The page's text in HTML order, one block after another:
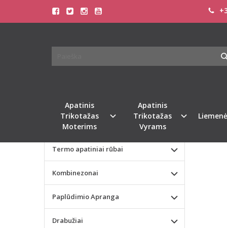
Apatinis
Trikotažas
Moterims
Apatinis
Trikotažas
Vyrams
Valentino dienos dovana
Liemenėlės
Termo apatiniai rūbai
Kombinezonai
Paplūdimio Apranga
Drabužiai